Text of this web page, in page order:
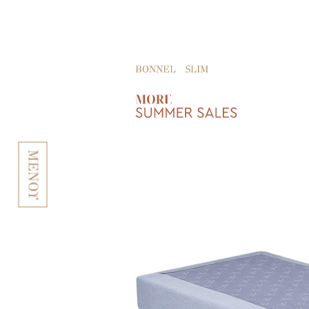
ΜΕΝΟΥ
BONNEL SLIM